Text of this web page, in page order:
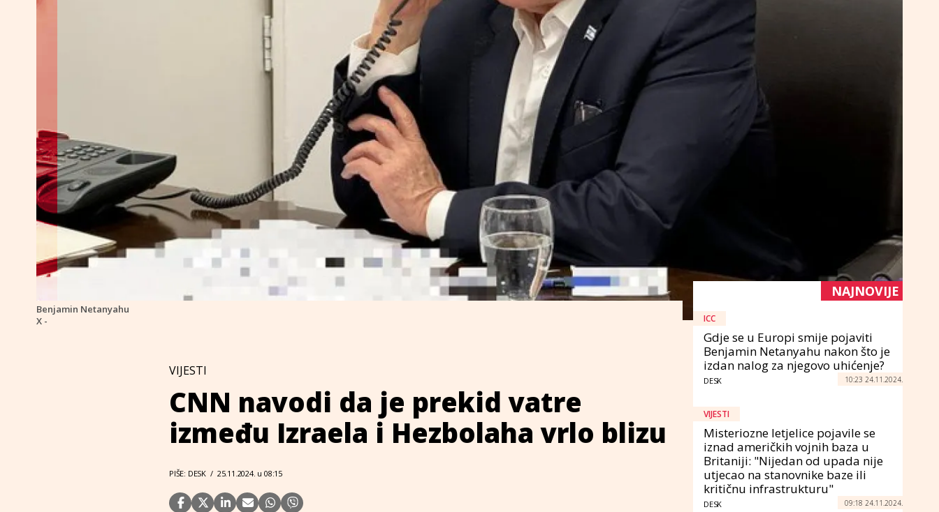
Benjamin Netanyahu
X -
VIJESTI
CNN navodi da je prekid vatre
između Izraela i Hezbolaha vrlo blizu
PIŠE: DESK / 25.11.2024. u 08:15
NAJNOVIJE
ICC
Gdje se u Europi smije pojaviti
Benjamin Netanyahu nakon što je
izdan nalog za njegovo uhićenje?
DESK 10:23 24.11.2024.
VIJESTI
Misteriozne letjelice pojavile se
iznad američkih vojnih baza u
Britaniji: "Nijedan od upada nije
utjecao na stanovnike baze ili
kritičnu infrastrukturu"
DESK 09:18 24.11.2024.